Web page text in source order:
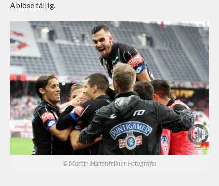
Ablöse fällig.
© Martin Hirtenfellner Fotografie